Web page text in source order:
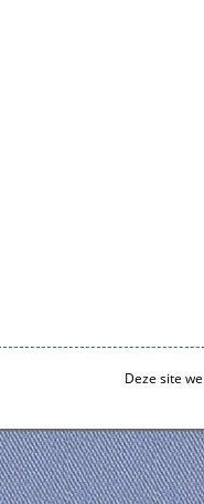
Deze site